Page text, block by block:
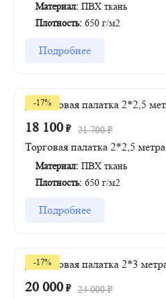
Материал: ПВХ ткань
Плотность: 650 г/м2
Подробнее
-17%
18 100 ₽ 21 700₽
Торговая палатка 2*2,5 метра
Материал: ПВХ ткань
Плотность: 650 г/м2
Подробнее
-17%
20 000 ₽ 24 000₽